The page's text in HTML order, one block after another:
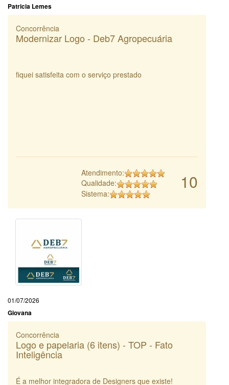
Patricia Lemes
Concorrência
Modernizar Logo - Deb7 Agropecuária
fiquei satisfeita com o serviço prestado
10
Atendimento:
Qualidade:
Sistema:
01/07/2026
Giovana
Concorrência
Logo e papelaria (6 itens) - TOP - Fato
Inteligência
É a melhor integradora de Designers que existe!